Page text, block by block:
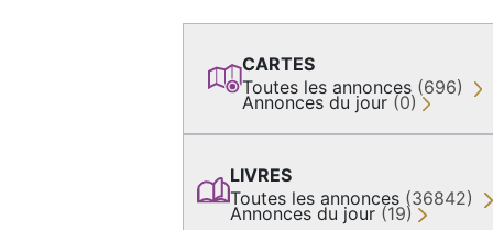
CARTES
Toutes les annonces (696)
Annonces du jour (0)
LIVRES
Toutes les annonces (36842)
Annonces du jour (19)